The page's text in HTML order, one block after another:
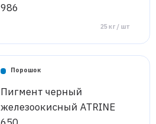
986
25 кг / шт
Порошок
Пигмент черный
железоокисный ATRINE